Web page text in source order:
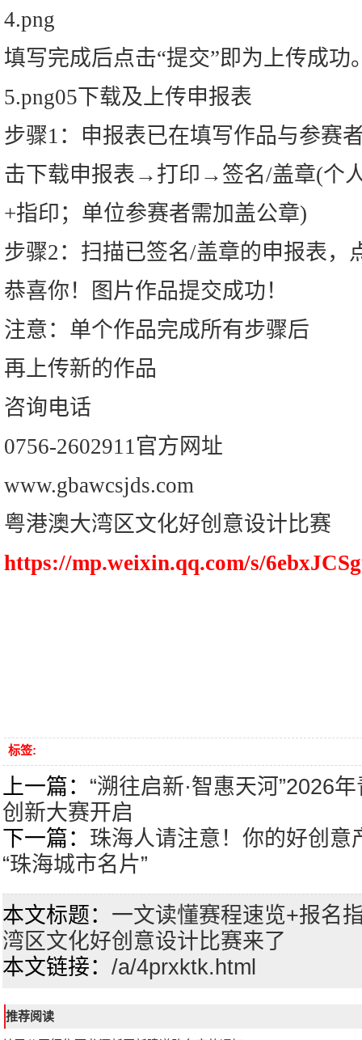
4.png
填写完成后点击“提交”即为上传成功
5.png05下载及上传申报表
步骤1：申报表已在填写作品与参赛
击下载申报表→打印→签名/盖章(个
+指印；单位参赛者需加盖公章)
步骤2：扫描已签名/盖章的申报表，
恭喜你！图片作品提交成功！
注意：单个作品完成所有步骤后
再上传新的作品
咨询电话
0756-2602911官方网址
www.gbawcsjds.com
粤港澳大湾区文化好创意设计比赛
https://mp.weixin.qq.com/s/
标签:
上一篇： “溯往启新·智惠天河”2026
创新大赛开启
下一篇： 珠海人请注意！你的好创意
“珠海城市名片”
本文标题： 一文读懂赛程速览+报名
湾区文化好创意设计比赛来了
本文链接： /a/4prxktk.html
推荐阅读